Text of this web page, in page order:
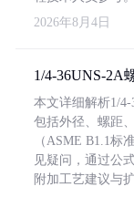
2026年8月4日
1/4-36UNS-2A
本文详细解析1/4-
包括外径、螺距
（ASME B1.1标
见疑问，通过公
附加工艺建议与